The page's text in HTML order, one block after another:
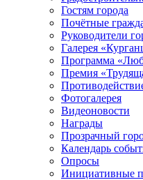
Гостям города
Почётные
Руководители
Галерея
Программа
Премия
Фотогалерея
Видеоновости
Награды
Прозрачный
Календарь
Опросы
Инициативные